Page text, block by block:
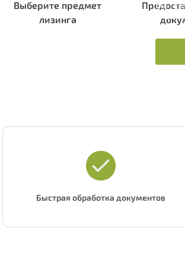
Выберите предмет
лизинга
Быстрая обработка документов
Вы
E-mail